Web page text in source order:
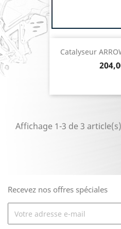
Catalyseur
Prix
Affichage 1-3 de 3 article(s)
Recevez nos offres spéciales